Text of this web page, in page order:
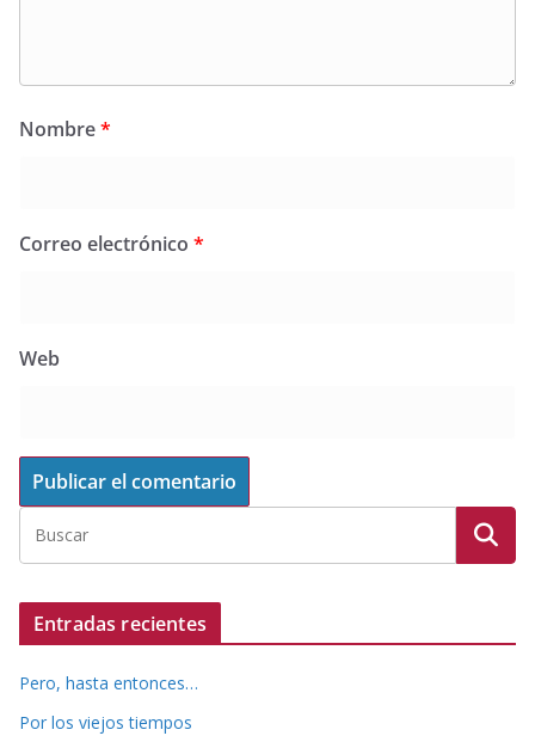
Nombre*
Correo electrónico *
Web
Entradas recientes
Pero, hasta entonces…
Por los viejos tiempos